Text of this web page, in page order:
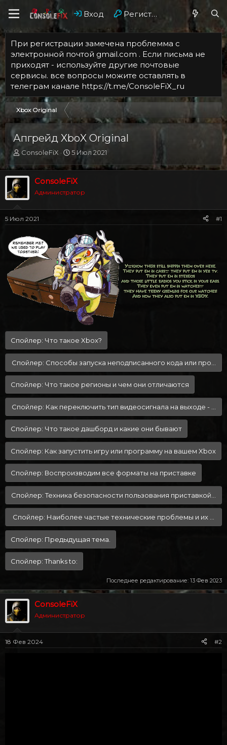
Вход Регистрация
При регистрации замечена проблемма с
электронной почтой gmail.com . Если письма не
приходят - используйте другие почтовые
сервисы. все вопросы можите оставлять в
телеграм канале https://t.me/ConsoleFiX_ru
Xbox Original
Апгрейд XboX Original
А
т
о
т
м
ы
ConsoleFiX
Д
т
а
л
а
5 Июл 2021
ConsoleFiX
Администратор
5 Июл 2021 #1
Спойлер: Что такое Xbox?
Спойлер: Способы запуска неподписанного кода или просто
Спойлер: Что такое регионы и чем они отличаются
Спойлер: Как переключить тип видеосигнала на выходе -
Спойлер: Что такое дашборд и какие они бывают
Спойлер: Как запустить игру или программу на вашем Xbox
Спойлер: Воспроизводим все форматы на приставке
Спойлер:Техника безопасности пользования приставкой
Спойлер: Наиболее частые технические проблемы и их
Спойлер: Предыдущая тема.
Спойлер:Thanks to:
Последнее редактирование: 13 Фев 2023
ConsoleFiX
Администратор
18 Фев 2024 #2